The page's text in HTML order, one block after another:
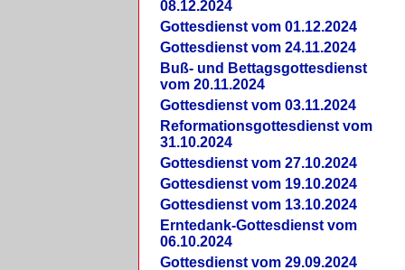
08.12.2024
Gottesdienst vom 01.12.2024
Gottesdienst vom 24.11.2024
Buß- und Bettagsgottesdienst
vom 20.11.2024
Gottesdienst vom 03.11.2024
Reformationsgottesdienst vom
31.10.2024
Gottesdienst vom 27.10.2024
Gottesdienst vom 19.10.2024
Gottesdienst vom 13.10.2024
Erntedank-Gottesdienst vom
06.10.2024
Gottesdienst vom 29.09.2024